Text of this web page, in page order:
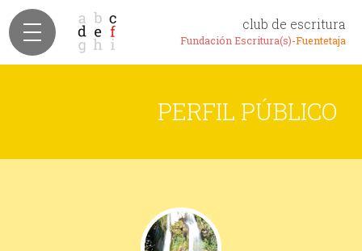
club de escritura
Fundación Escritura(s)-Fuentetaja
PERFIL PÚBLICO